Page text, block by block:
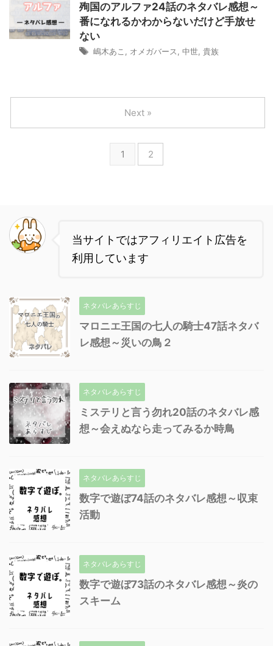
殉国のアルファ24話のネタバレ感想～
番になれるかわからないだけど手放せ
ない
嶋木あこ オメガバース 中世 貴族
1 2
Next »
当サイトではアフィリエイト広告を
利用しています
ネタバレあらすじ
マロニエ王国の七人の騎士47話ネタバ
レ感想～災いの鳥２
ネタバレあらすじ
ミステリと言う勿れ20話のネタバレ感
想～会えぬなら走ってみるか時鳥
ネタバレあらすじ
数字で遊ぼ74話のネタバレ感想～収束
活動
ネタバレあらすじ
数字で遊ぼ73話のネタバレ感想～炎の
スキーム